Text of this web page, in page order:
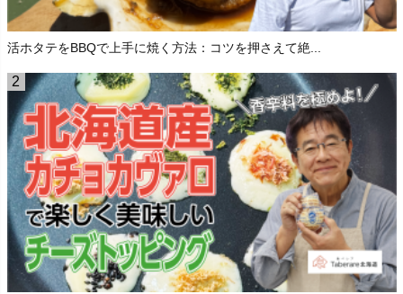
活ホタテをBBQで上手に焼く方法：コツを押さえて絶...